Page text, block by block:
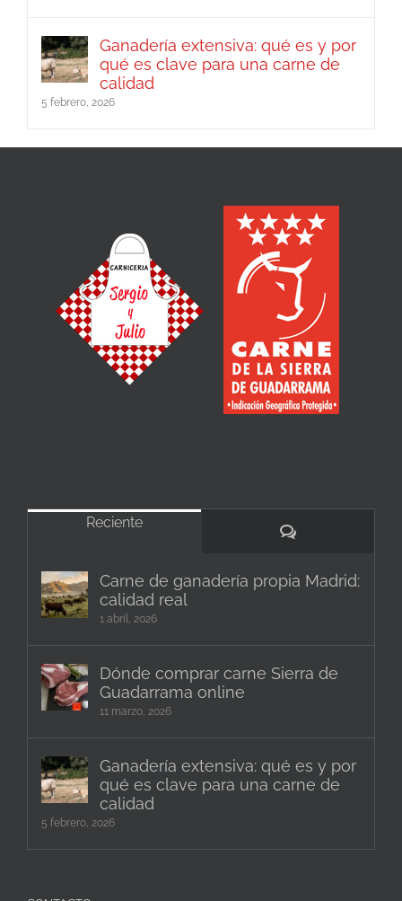
Ganadería extensiva: qué es y por
qué es clave para una carne de
calidad
5 febrero, 2026
Reciente
Comentarios
Carne de ganadería propia Madrid:
calidad real
1 abril, 2026
Dónde comprar carne Sierra de
Guadarrama online
11 marzo, 2026
Ganadería extensiva: qué es y por
qué es clave para una carne de
calidad
5 febrero, 2026